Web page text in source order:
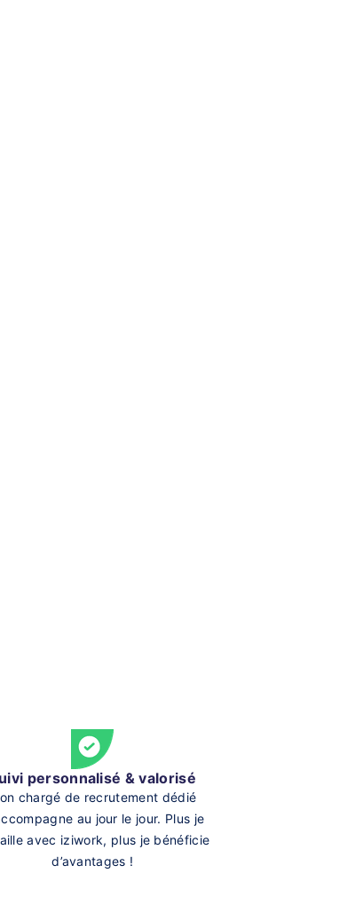
personnalisé & valorisé
chargé de recrutement dédié
au jour le jour. Plus je
avec iziwork, plus je bénéficie
d’avantages !